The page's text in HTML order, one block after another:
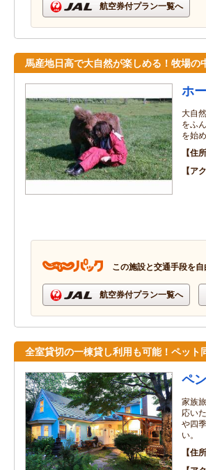
航空券付プラン一覧へ
馬産地日高で大自然が楽しめる！牧場の
ホ
大自
をふ
を始
住所
ア
この施設と交通手段を
航空券付プラン一覧へ
全室貸切の一棟貸し利用も可能！ペット
ペ
家族
応い
や四
い。
住所